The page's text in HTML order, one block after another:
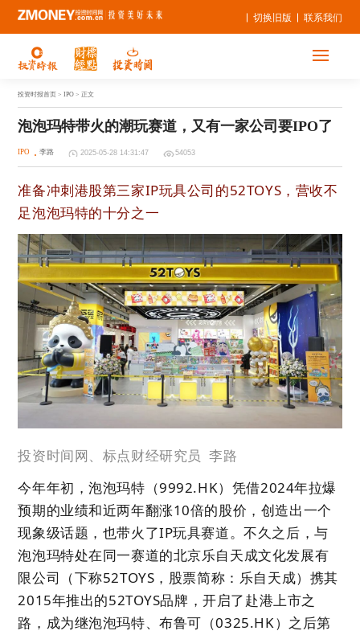
联系我们
切换旧版
投资时报首页 > IPO > 正文
泡泡玛特带火的潮玩赛道，又有一家公司要IPO了
IPO 李路 2025-05-28 14:31:47 54053
准备冲刺港股第三家IP玩具公司的52TOYS，营收不
足泡泡玛特的十分之一
投资时间网、标点财经研究员 李路
今年年初，泡泡玛特（9992.HK）凭借2024年拉爆
预期的业绩和近两年翻涨10倍的股价，创造出一个
现象级话题，也带火了IP玩具赛道。不久之后，与
泡泡玛特处在同一赛道的北京乐自天成文化发展有
限公司（下称52TOYS ，股票简称：乐自天成）携其
2015年推出的52TOYS品牌，开启了赴港上市之
路，成为继泡泡玛特、布鲁可（0325.HK）之后第